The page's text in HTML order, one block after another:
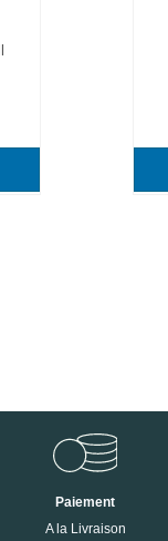
Paiement
A la Livraison